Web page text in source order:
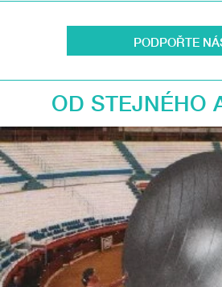
PODPOŘTE
OD STEJNÉHO